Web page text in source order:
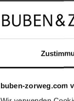
buben-zorweg.com